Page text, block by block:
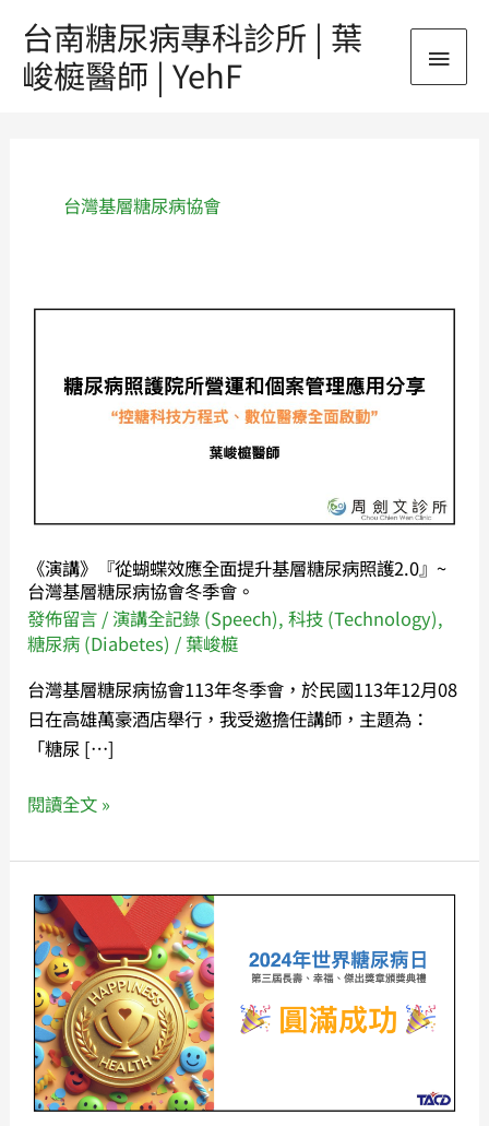
台南糖尿病專科診所 | 葉
峻榳醫師 | YehF
主
要
台灣基層糖尿病協會
《演講》『從蝴蝶效應全面提升基層糖尿病照護2.0』~
台灣基層糖尿病協會冬季會。
發佈留言 /演講全記錄 (Speech),科技 (Technology),
糖尿病 (Diabetes) / 葉峻榳
台灣基層糖尿病協會113年冬季會，於民國113年12月08
日在高雄萬豪酒店舉行，我受邀擔任講師，主題為：
「糖尿 […]
《演
全
提
升
基
糖
尿
病
護
台
灣
基
層
糖
尿
病
協
閱讀全文 »
《糖
尿
病》
2024
年
世
界
糖